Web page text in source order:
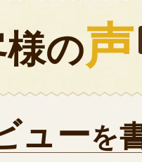
の声
ューを